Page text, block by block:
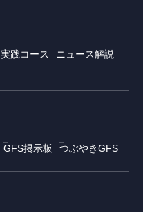
実践コース
ニュース解説
GFS掲示板 つぶやきGFS